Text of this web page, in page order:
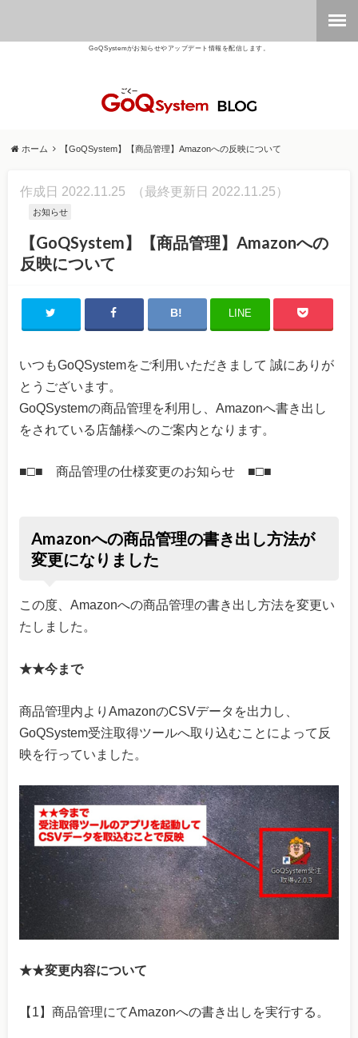
GoQSystemがお知らせやアップデート情報を配信します。
ホーム 【GoQSystem】【商品管理】Amazonへの反映について
作成日 2022.11.25 （最終更新日 2022.11.25）
お知らせ
【GoQSystem】【商品管理】Amazonへの
反映について
LINE
いつもGoQSystemをご利用いただきまして 誠にありが
とうございます。
GoQSystemの商品管理を利用し、Amazonへ書き出し
をされている店舗様へのご案内となります。
■□■ 商品管理の仕様変更のお知らせ ■□■
Amazonへの商品管理の書き出し方法が
変更になりました
この度、Amazonへの商品管理の書き出し方法を変更い
たしました。
★★今まで
商品管理内よりAmazonのCSVデータを出力し、
GoQSystem受注取得ツールへ取り込むことによって反
映を行っていました。
★★変更内容について
【1】商品管理にてAmazonへの書き出しを実行する。